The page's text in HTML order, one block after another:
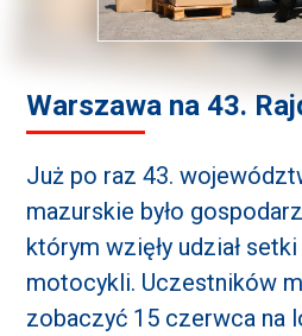
Warszawa na 43.
Już po raz 43.
mazurskie było
którym wzięły udział
motocykli. Uczestników
zobaczyć 15 czerwca na